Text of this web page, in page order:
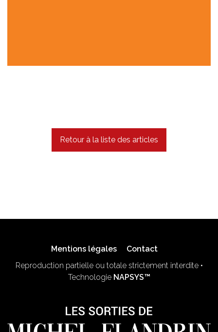
Retour à la liste des articles
Mentions légales
Contact
Reproduction partielle ou totale strictement interdite •
Technologie NAPSYS™